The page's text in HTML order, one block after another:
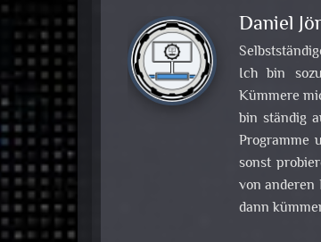
Daniel
Ich bin
Kümmere
bin ständig
Programme
sonst
von anderen
dann